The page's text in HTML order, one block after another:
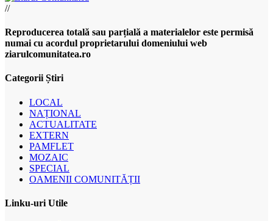
//
Reproducerea totală sau parțială a materialelor este permisă
numai cu acordul proprietarului domeniului web
ziarulcomunitatea.ro
Categorii Știri
LOCAL
NAȚIONAL
ACTUALITATE
EXTERN
PAMFLET
MOZAIC
SPECIAL
OAMENII COMUNITĂȚII
Linku-uri Utile